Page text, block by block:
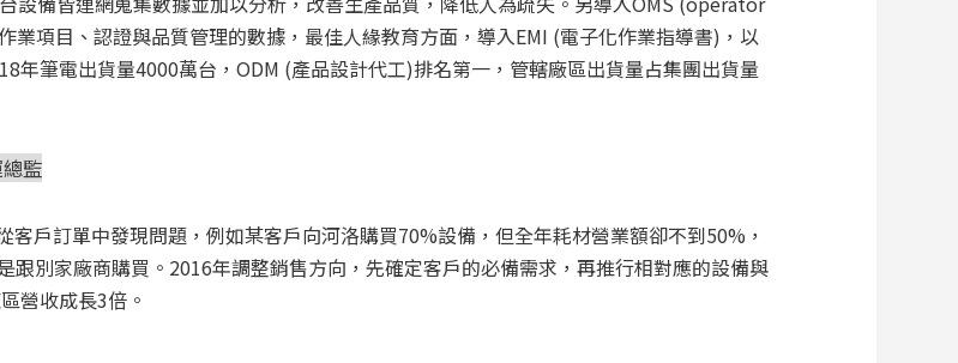
項目、認證與品質管理的數據，最佳人緣教育方面，導入EMI (電子化作業指導書)，以
年筆電出貨量4000萬台，ODM (產品設計代工)排名第一，管轄廠區出貨量占集團出貨量
監
戶訂單中發現問題，例如某客戶向河洛購買70%設備，但全年耗材營業額卻不到50%，
別家廠商購買。2016年調整銷售方向，先確定客戶的必備需求，再推行相對應的設備與
營收成長3倍。